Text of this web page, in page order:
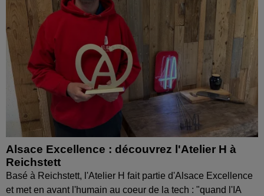
Alsace Excellence : découvrez l'Atelier H à
Reichstett
Basé à Reichstett, l'Atelier H fait partie d'Alsace Excellence
et met en avant l'humain au coeur de la tech : "quand l'IA